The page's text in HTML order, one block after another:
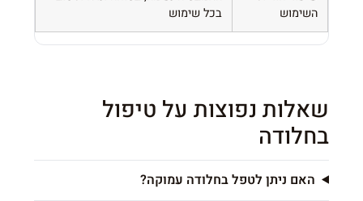
השימוש
בכל שימוש
שאלות נפוצות על טיפול
בחלודה
האם ניתן לטפל בחלודה עמוקה?